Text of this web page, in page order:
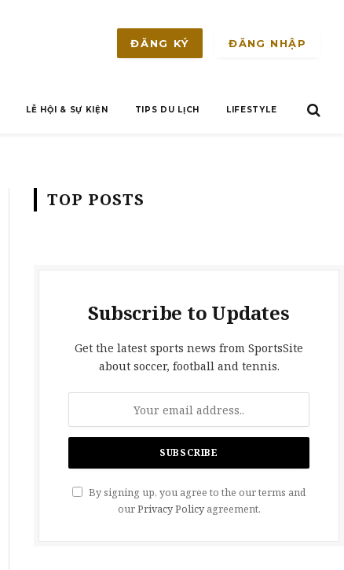
ĐĂNG KÝ ĐĂNG NHẬP
LỄ HỘI & SỰ KIỆN TIPS DU LỊCH LIFESTYLE
TOP POSTS
Subscribe to Updates
Get the latest sports news from SportsSite
about soccer, football and tennis.
By signing up, you agree to the our terms and
ourPrivacy Policyagreement.